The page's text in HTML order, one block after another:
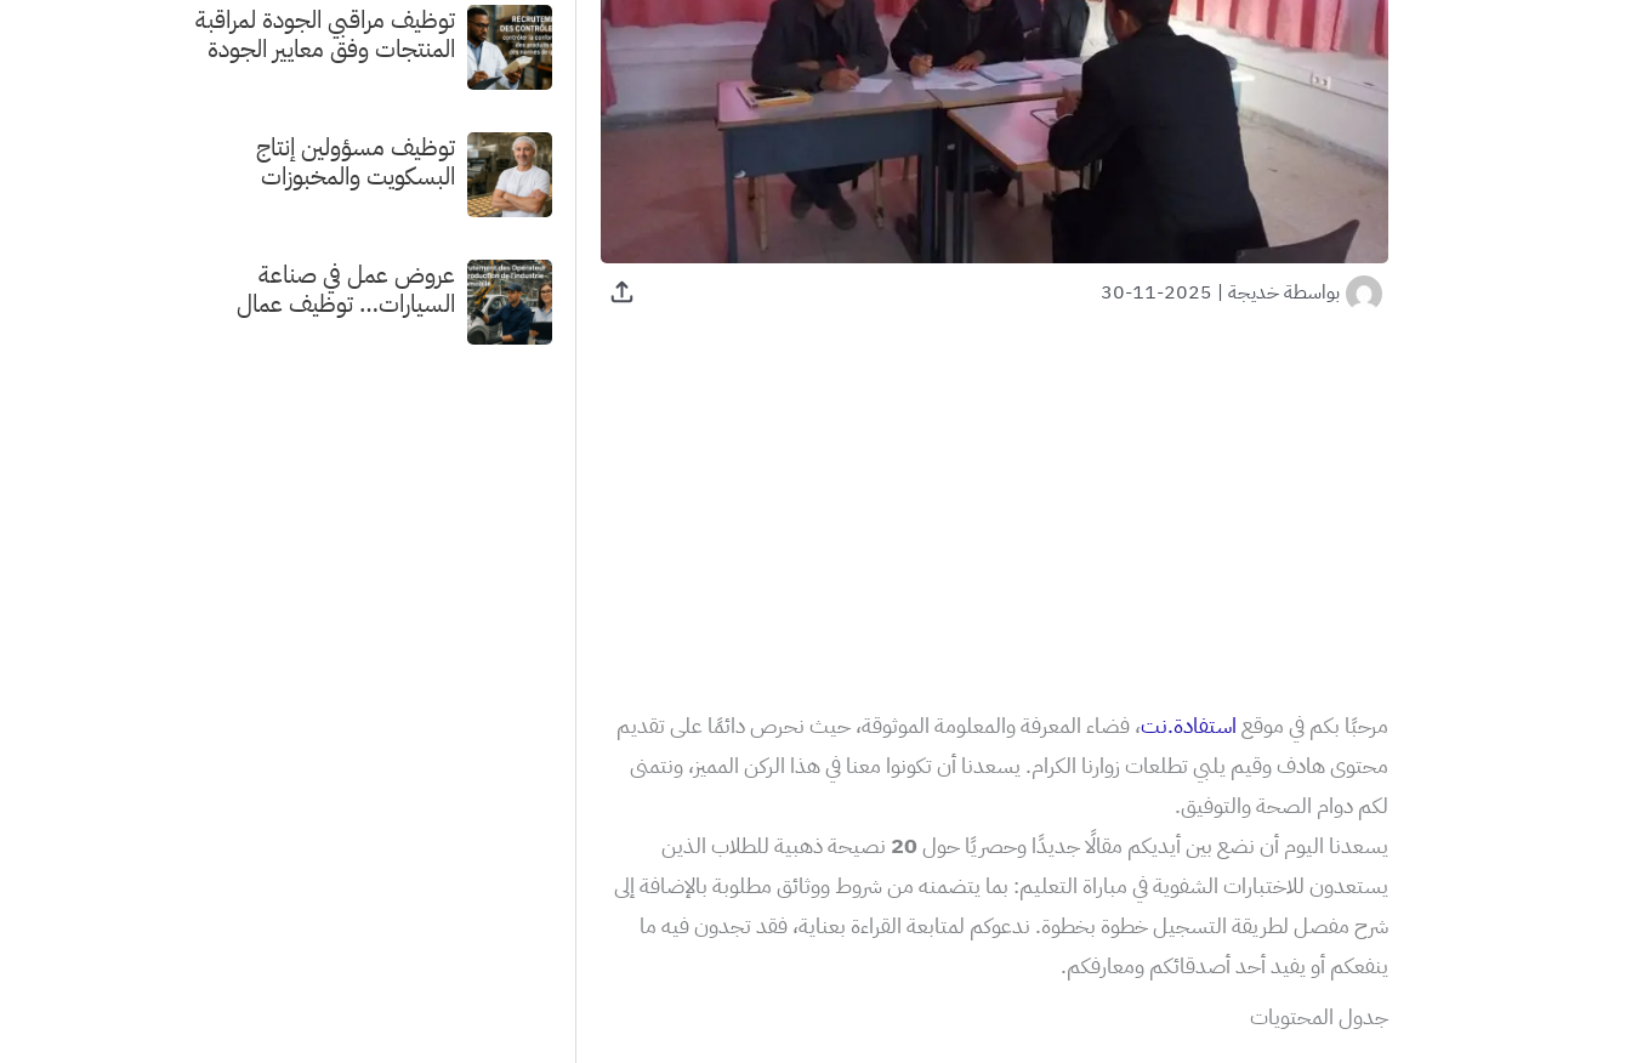
بواسطةخديجة |
2025-11-30
مرحبًا بكم في موقعاستفادة.نت، فضاء المعرفة والمعلومة الموثوقة، حيث نحرص دائمًا على تقديم
محتوى هادف وقيم يلبي تطلعات زوارنا الكرام. يسعدنا أن تكونوا معنا في هذا الركن المميز، ونتمنى
لكم دوام الصحة والتوفيق.
يسعدنا اليوم أن نضع بين أيديكم مقالًا جديدًا وحصريًا حول20 نصيحة ذهبية للطلاب الذين
يستعدون للاختبارات الشفوية في مباراة التعليم: بما يتضمنه من شروط ووثائق مطلوبة بالإضافة إلى
شرح مفصل لطريقة التسجيل خطوة بخطوة. ندعوكم لمتابعة القراءة بعناية، فقد تجدون فيه ما
ينفعكم أو يفيد أحد أصدقائكم ومعارفكم.
جدول المحتويات
توظيف مراقبي الجودة لمراقبة
المنتجات وفق معايير الجودة
توظيف مسؤولين إنتاج
البسكويت والمخبوزات
عروض عمل في صناعة
السيارات… توظيف عمال